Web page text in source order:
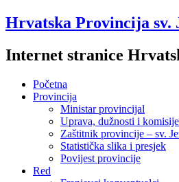
Hrvatska Provincija sv.
Internet stranice
Početna
Provincija
Ministar provincijal
Uprava, dužnosti i komisije
Zaštitnik provincije – sv.
Statistička slika i presjek
Povijest provincije
Red